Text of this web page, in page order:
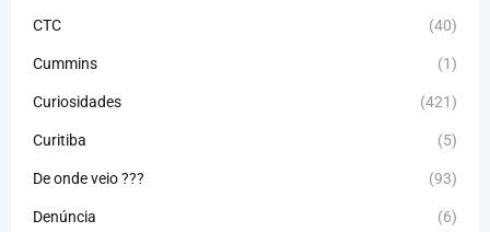
CTC (40)
Cummins (1)
Curiosidades (421)
Curitiba (5)
De onde veio ??? (93)
Denúncia (6)